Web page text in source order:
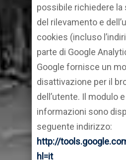
possibile richiedere la
del rilevamento e
cookies (incluso
parte di Google
Google fornisce un
disattivazione per il
dell’utente. Il modulo
informazioni sono
seguente indirizzo:
http://
hl=it